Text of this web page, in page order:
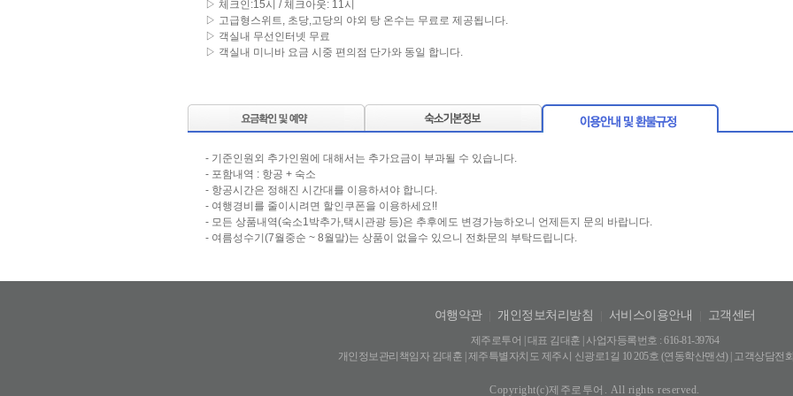
▷ 체크인:15시 / 체크아웃: 11시
▷ 고급형스위트, 초당,고당의 야외 탕 온수는 무료로 제공됩니다.
▷ 객실내 무선인터넷 무료
▷ 객실내 미니바 요금 시중 편의점 단가와 동일 합니다.
- 기준인원외 추가인원에 대해서는 추가요금이 부과될 수 있습니다.
- 포함내역 : 항공 + 숙소
- 항공시간은 정해진 시간대를 이용하셔야 합니다.
- 여행경비를 줄이시려면 할인쿠폰을 이용하세요!!
- 모든 상품내역(숙소1박추가,택시관광 등)은 추후에도 변경가능하오니 언제든지 문의 바랍니다.
- 여름성수기(7월중순 ~ 8월말)는 상품이 없을수 있으니 전화문의 부탁드립니다.
여행약관| 개인정보처리방침 서비스이용안내 고객센터
제주로투어 | 대표 김대훈 | 사업자등록번호 : 616-81-39764
개인정보관리책임자 김대훈 | 제주특별자치도 제주시 신광로1길 10 205호 (연동학산맨션) | 고객상담전화
Copyright(c)제주로투어. All rights reserved.